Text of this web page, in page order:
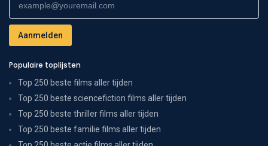
Populaire toplijsten
Top 250 beste films aller tijden
Top 250 beste sciencefiction films aller tijden
Top 250 beste thriller films aller tijden
Top 250 beste familie films aller tijden